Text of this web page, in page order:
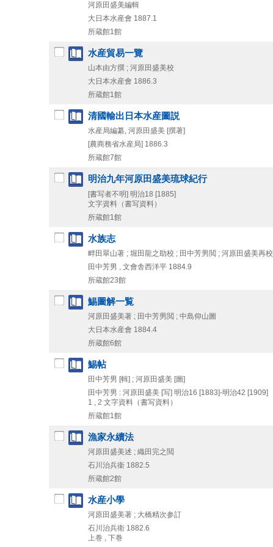
河原田盛美編輯
大日本水産會 1887.1
所蔵館1館
水産貿易一覽
山本由方撰 ; 河原田盛美校
大日本水産會 1886.3
所蔵館1館
清國輸出日本水産圖説
水産局編纂, 河原田盛美 [撰著]
[農商務省水産局] 1886.3
所蔵館7館
明治九年河原田盛美琉球紀行
[書写者不明] 明治18 [1885]
文字資料（書写資料）
所蔵館1館
水族志
畔田翠山著 ; 堀田龍之助校 ; 田中芳男閲 ; 河原田盛美再校
田中芳男 , 文會舎西洋平 1884.9
所蔵館23館
鯣圖解一覧
河原田盛美著 ; 田中芳男閲 ; 中島仰山圖
大日本水産會 1884.4
所蔵館6館
鯣帖
田中芳男 [輯] ; 河原田盛美 [圖]
田中芳男 : 河原田盛美 [写] 明治16 [1883]-明治42 [1909]
1 , 2 文字資料（書写資料）
所蔵館1館
漁家永續法
河原田盛美述 ; 織田完之閲
石川治兵衞 1882.5
所蔵館2館
水産小學
河原田盛美著 ; 大橋精次参訂
石川治兵衛 1882.6
上巻 , 下巻